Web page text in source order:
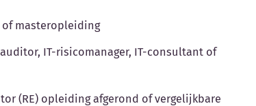
masteropleiding
IT-risicomanager, IT-consultant of
(RE) opleiding afgerond of vergelijkbare